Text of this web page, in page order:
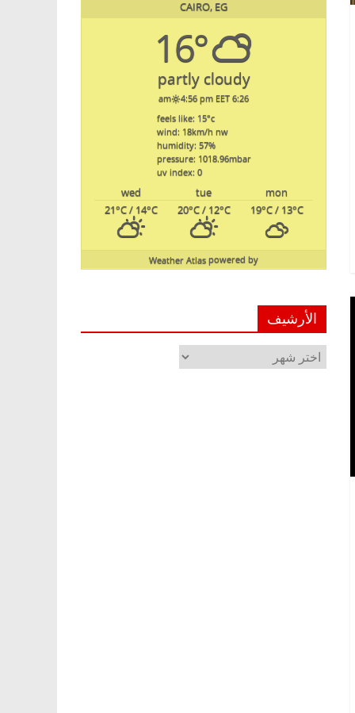
CAIRO, EG
16°
partly cloudy
6:26 am
4:56 pm EET
feels like: 15°c
wind: 18km/h nw
humidity: 57%
pressure: 1018.96mbar
uv index: 0
mon
tue
wed
19°C/ 13°C
20°C/ 12°C
21°C/ 14°C
powered by
Weather Atlas
الأرشيف
الأرشيف